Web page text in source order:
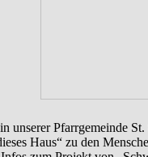
unserer
Haus“ zu den